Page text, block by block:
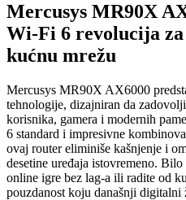
Mercusys MR90X
Wi-Fi 6 revolucija
kućnu mrežu
Mercusys MR90X AX6000
tehnologije, dizajniran da
korisnika, gamera i modernih
6 standard i impresivne
ovaj router eliminiše kašnjenje i
desetine uređaja istovremeno.
online igre bez lag-a ili radite od
pouzdanost koju današnji digitalni